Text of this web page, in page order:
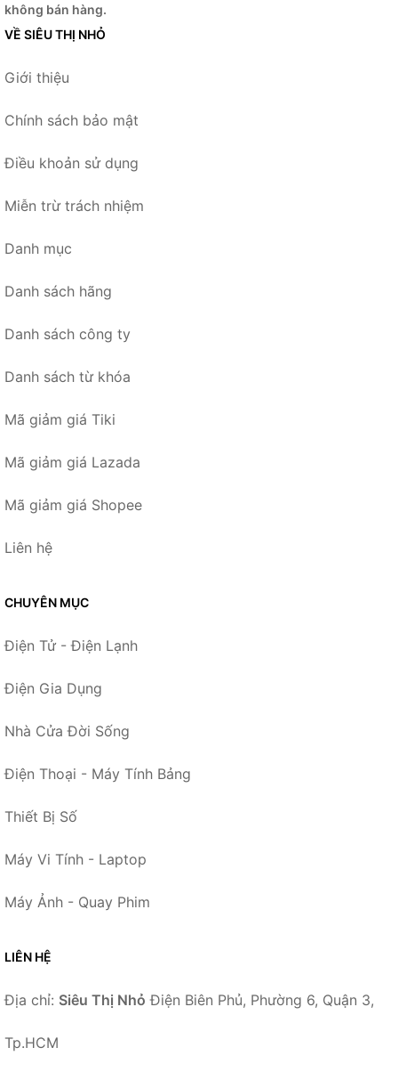
không bán hàng.
VỀ SIÊU THỊ NHỎ
Giới thiệu
Chính sách bảo mật
Điều khoản sử dụng
Miễn trừ trách nhiệm
Danh mục
Danh sách hãng
Danh sách công ty
Danh sách từ khóa
Mã giảm giá Tiki
Mã giảm giá Lazada
Mã giảm giá Shopee
Liên hệ
CHUYÊN MỤC
Điện Tử - Điện Lạnh
Điện Gia Dụng
Nhà Cửa Đời Sống
Điện Thoại - Máy Tính Bảng
Thiết Bị Số
Máy Vi Tính - Laptop
Máy Ảnh - Quay Phim
LIÊN HỆ
Địa chỉ: Siêu Thị Nhỏ Điện Biên Phủ, Phường 6, Quận 3,
Tp.HCM